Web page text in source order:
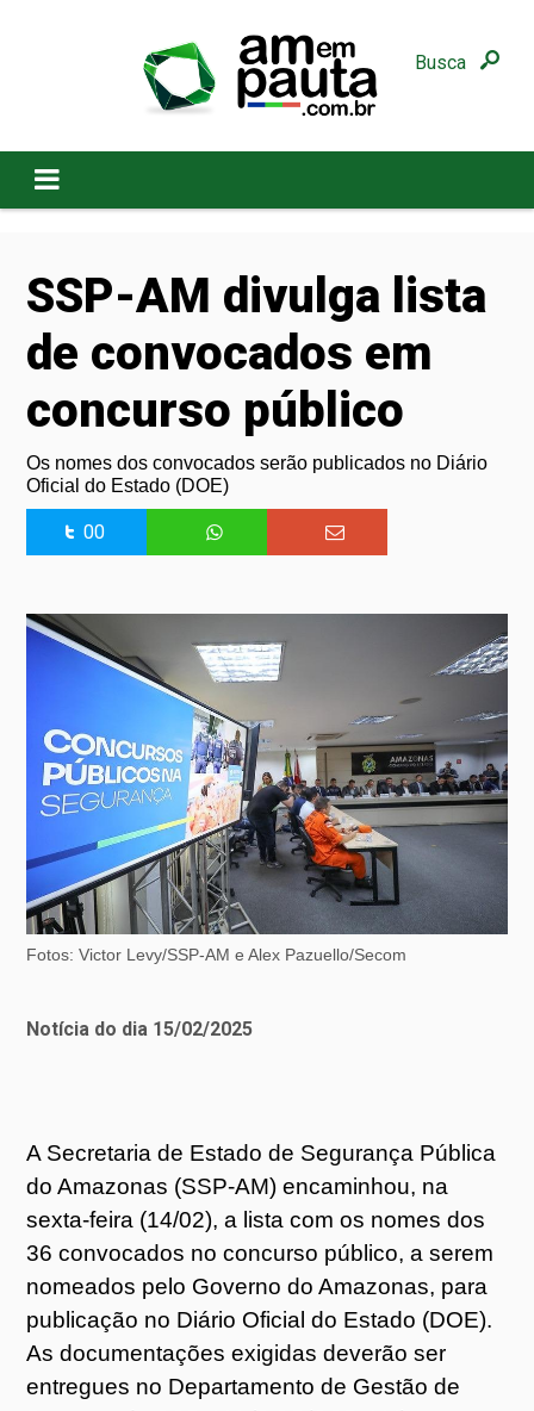
Busca
SSP-AM divulga lista
de convocados em
concurso público
Os nomes dos convocados serão publicados no Diário
Oficial do Estado (DOE)
00
Fotos: Victor Levy/SSP-AM e Alex Pazuello/Secom
Notícia do dia 15/02/2025
A Secretaria de Estado de Segurança Pública
do Amazonas (SSP-AM) encaminhou, na
sexta-feira (14/02), a lista com os nomes dos
36 convocados no concurso público, a serem
nomeados pelo Governo do Amazonas, para
publicação no Diário Oficial do Estado (DOE).
As documentações exigidas deverão ser
entregues no Departamento de Gestão de